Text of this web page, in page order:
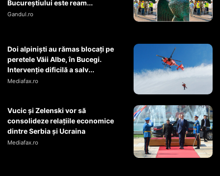
Bucureștiului este ream...
Gandul.ro
Doi alpiniști au rămas blocați pe
peretele Văii Albe, în Bucegi.
Intervenție dificilă a salv...
Mediafax.ro
Vucic și Zelenski vor să
consolideze relațiile economice
dintre Serbia și Ucraina
Mediafax.ro